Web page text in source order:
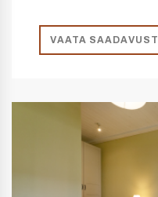
VAATA SAADAVUST